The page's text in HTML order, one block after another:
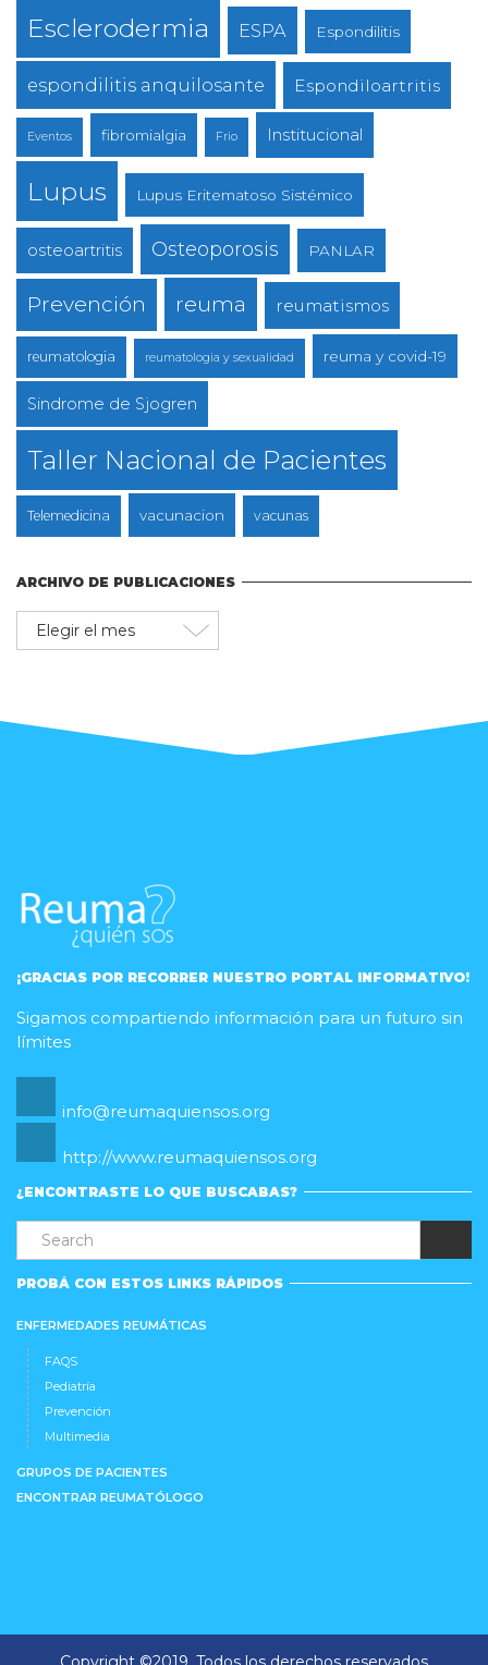
Esclerodermia ESPA Espondilitis
espondilitis anquilosante Espondiloartritis
Eventos fibromialgia Frio Institucional
Lupus Lupus Eritematoso Sistémico
osteoartritis Osteoporosis PANLAR
Prevención reuma reumatismos
reumatologia reumatologia y sexualidad reuma y covid-19
Sindrome de Sjogren
Taller Nacional de Pacientes
Telemedicina vacunacion vacunas
ARCHIVO DE PUBLICACIONES
Archivo
de
¡GRACIAS POR RECORRER NUESTRO PORTAL INFORMATIVO!
Sigamos compartiendo información para un futuro sin
límites
info@reumaquiensos.org
http://www.reumaquiensos.org
¿ENCONTRASTE LO QUE BUSCABAS?
PROBÁ CON ESTOS LINKS RÁPIDOS
ENFERMEDADES REUMÁTICAS
FAQS
Pediatría
Prevención
Multimedia
GRUPOS DE PACIENTES
ENCONTRAR REUMATÓLOGO